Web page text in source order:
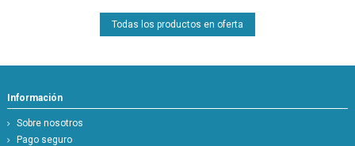
Todas los productos en oferta
Información
Sobre nosotros
Pago seguro